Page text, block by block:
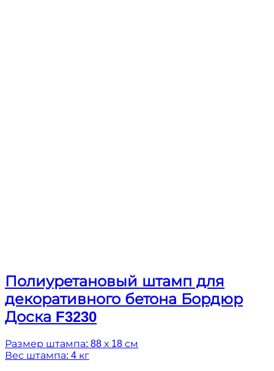
Полиуретановый штамп для
декоративного бетона Бордюр
Доска F3230
Размер штампа: 88 х 18 см
Вес штампа: 4 кг